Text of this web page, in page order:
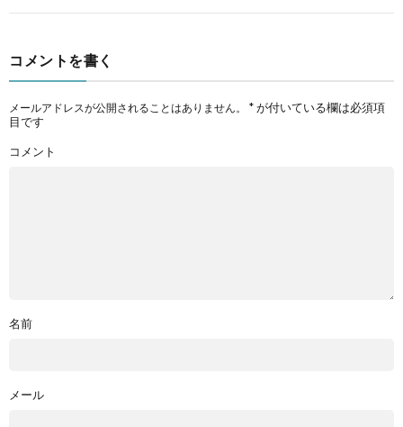
コメントを書く
メールアドレスが公開されることはありません。 *が付いている欄は必須項
目です
コメント
名前
メール